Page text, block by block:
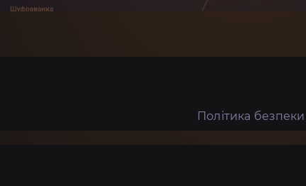
Політика безпеки